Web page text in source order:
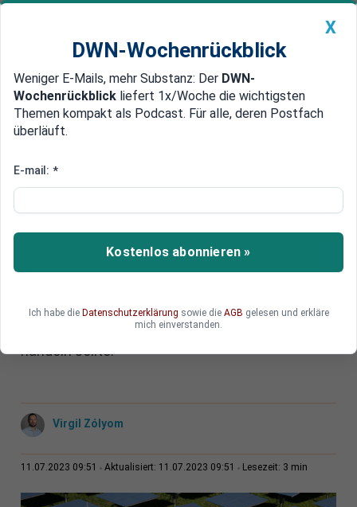
Newsticker MEIN DWN: Geldanlage Premium
Edelmetalle DWN-Magazin China
Solartechnologie: Wie der Green
treibt
Erst Netzausbau, dann Batterieproduktion und
jetzt auch noch die Solarenergie: Europas
Ausmaße an. Warum der Green Deal den Trend
sogar noch verschärft und wie Europa jetzt
handeln sollte.
Virgil Zólyom
11.07.2023 09:51 Aktualisiert: 11.07.2023 09:51 Lesezeit: 3 min
X
DWN-Wochenrückblick
Weniger E-Mails, mehr Substanz: Der DWN-
Wochenrückblick liefert 1x/Woche die wichtigsten
Themen kompakt als Podcast. Für alle, deren Postfach
überläuft.
E-mail: *
Kostenlos abonnieren »
Ich habe die Datenschutzerklärung sowie die AGB gelesen und erkläre
mich einverstanden.